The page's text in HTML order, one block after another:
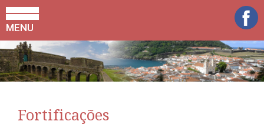
MENU
Fortificações